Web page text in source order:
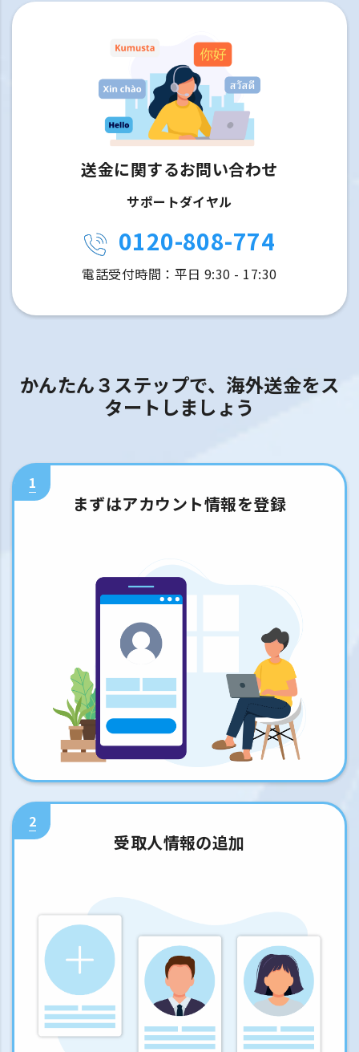
送金に関するお問い合わせ
サポートダイヤル
0120-808-774
電話受付時間：平日 9:30 - 17:30
かんたん３ステップで、海外送金をス
タートしましょう
1
まずはアカウント情報を登録
2
受取人情報の追加